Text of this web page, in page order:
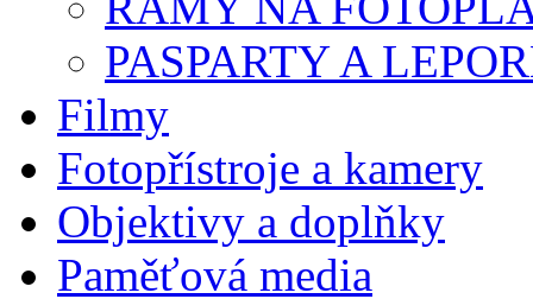
PASPARTY A
Filmy
Fotopřístroje a kamery
Objektivy a doplňky
Paměťová media